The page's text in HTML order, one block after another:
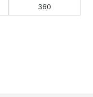
360